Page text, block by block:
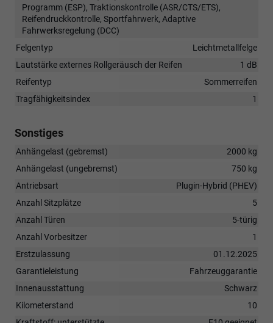
Programm (ESP), Traktionskontrolle (ASR/CTS/ETS),
Reifendruckkontrolle, Sportfahrwerk, Adaptive
Fahrwerksregelung (DCC)
Felgentyp
Leichtmetallfelge
Lautstärke externes Rollgeräusch der Reifen
1 dB
Reifentyp
Sommerreifen
Tragfähigkeitsindex
1
Sonstiges
Anhängelast (gebremst)
2000 kg
Anhängelast (ungebremst)
750 kg
Antriebsart
Plugin-Hybrid (PHEV)
Anzahl Sitzplätze
5
Anzahl Türen
5-türig
Anzahl Vorbesitzer
1
Erstzulassung
01.12.2025
Garantieleistung
Fahrzeuggarantie
Innenausstattung
Schwarz
Kilometerstand
10